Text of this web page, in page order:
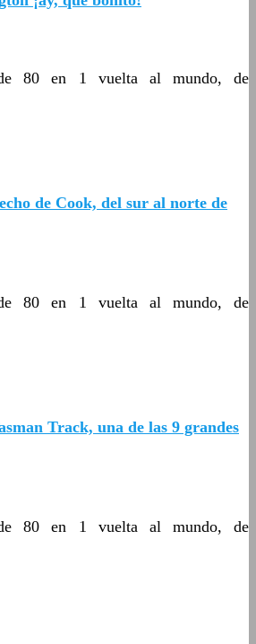
de 80 en 1 vuelta al mundo, de
de Cook, del sur al norte de
de 80 en 1 vuelta al mundo, de
Track, una de las 9 grandes
de 80 en 1 vuelta al mundo, de